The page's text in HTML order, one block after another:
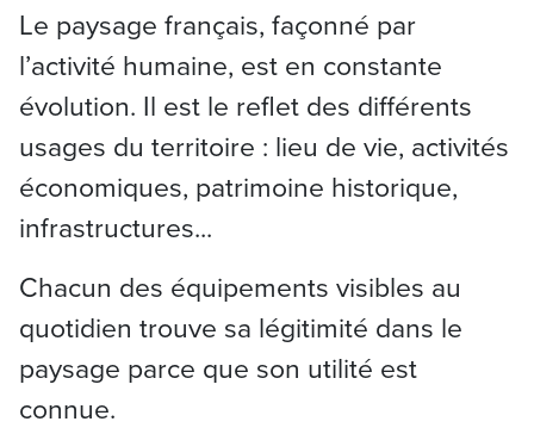
Le paysage français, façonné par
l’activité humaine, est en constante
évolution. Il est le reflet des différents
usages du territoire : lieu de vie, activités
économiques, patrimoine historique,
infrastructures...
Chacun des équipements visibles au
quotidien trouve sa légitimité dans le
paysage parce que son utilité est
connue.